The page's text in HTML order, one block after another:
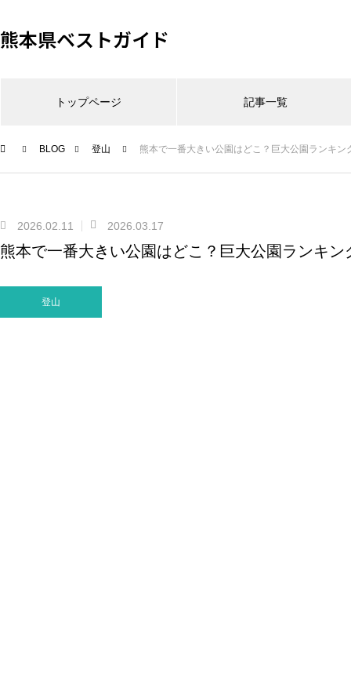
熊本県ベストガイド
トップページ 記事一覧
BLOG 登山 熊本で一番大きい公園はどこ？巨大公園ランキン
2026.02.11 2026.03.17
熊本で一番大きい公園はどこ？巨大公園ランキ
登山